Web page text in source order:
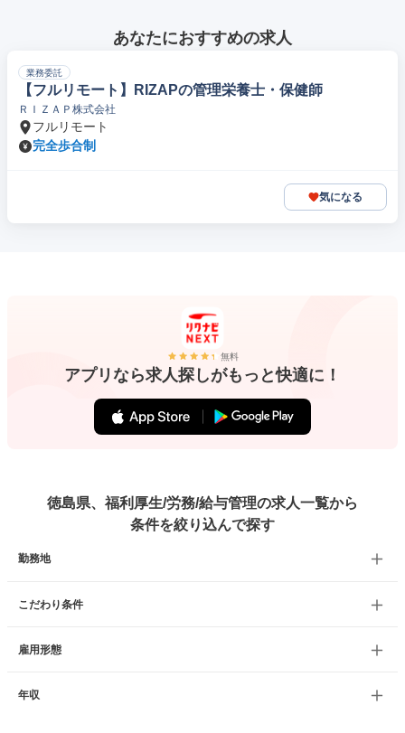
あなたにおすすめの求人
業務委託
【フルリモート】RIZAPの管理栄養士・保健師
ＲＩＺＡＰ株式会社
フルリモート
完全歩合制
気になる
無料
アプリなら求人探しがもっと快適に！
徳島県、福利厚生/労務/給与管理の求人一覧から
条件を絞り込んで探す
勤務地
こだわり条件
雇用形態
年収